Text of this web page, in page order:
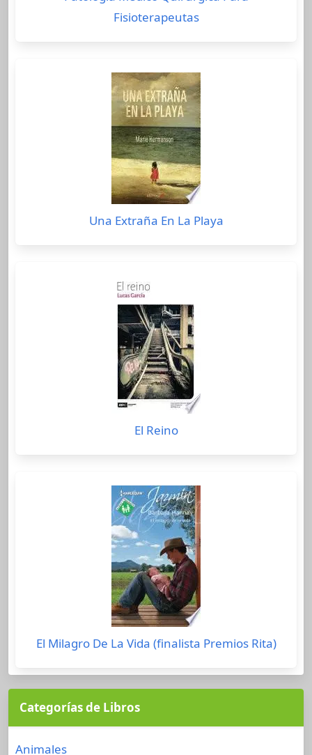
Fisioterapeutas
Una Extraña En La Playa
El Reino
El Milagro De La Vida (finalista Premios Rita)
Categorías de Libros
Animales